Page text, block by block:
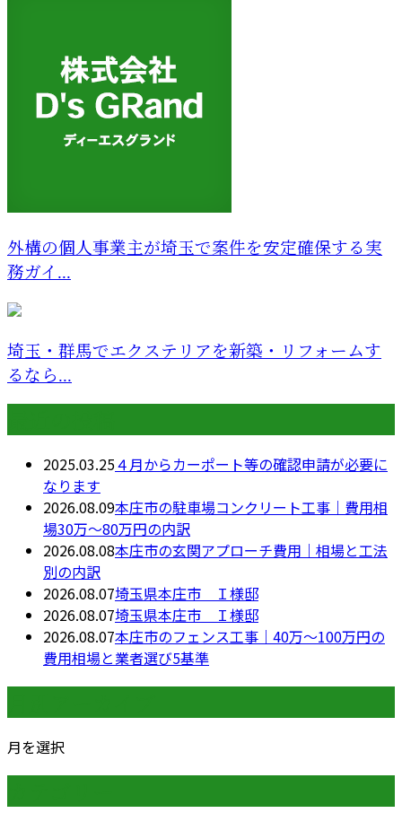
外構の個人事業主が埼玉で案件を安定確保する実
務ガイ...
埼玉・群馬でエクステリアを新築・リフォームす
るなら...
2025.03.25４月からカーポート等の確認申請が必要に
なります
2026.08.09本庄市の駐車場コンクリート工事｜費用相
場30万〜80万円の内訳
2026.08.08本庄市の玄関アプローチ費用｜相場と工法
別の内訳
2026.08.07埼玉県本庄市 Ｉ様邸
2026.08.07埼玉県本庄市 Ｉ様邸
2026.08.07本庄市のフェンス工事｜40万〜100万円の
費用相場と業者選び5基準
月を選択